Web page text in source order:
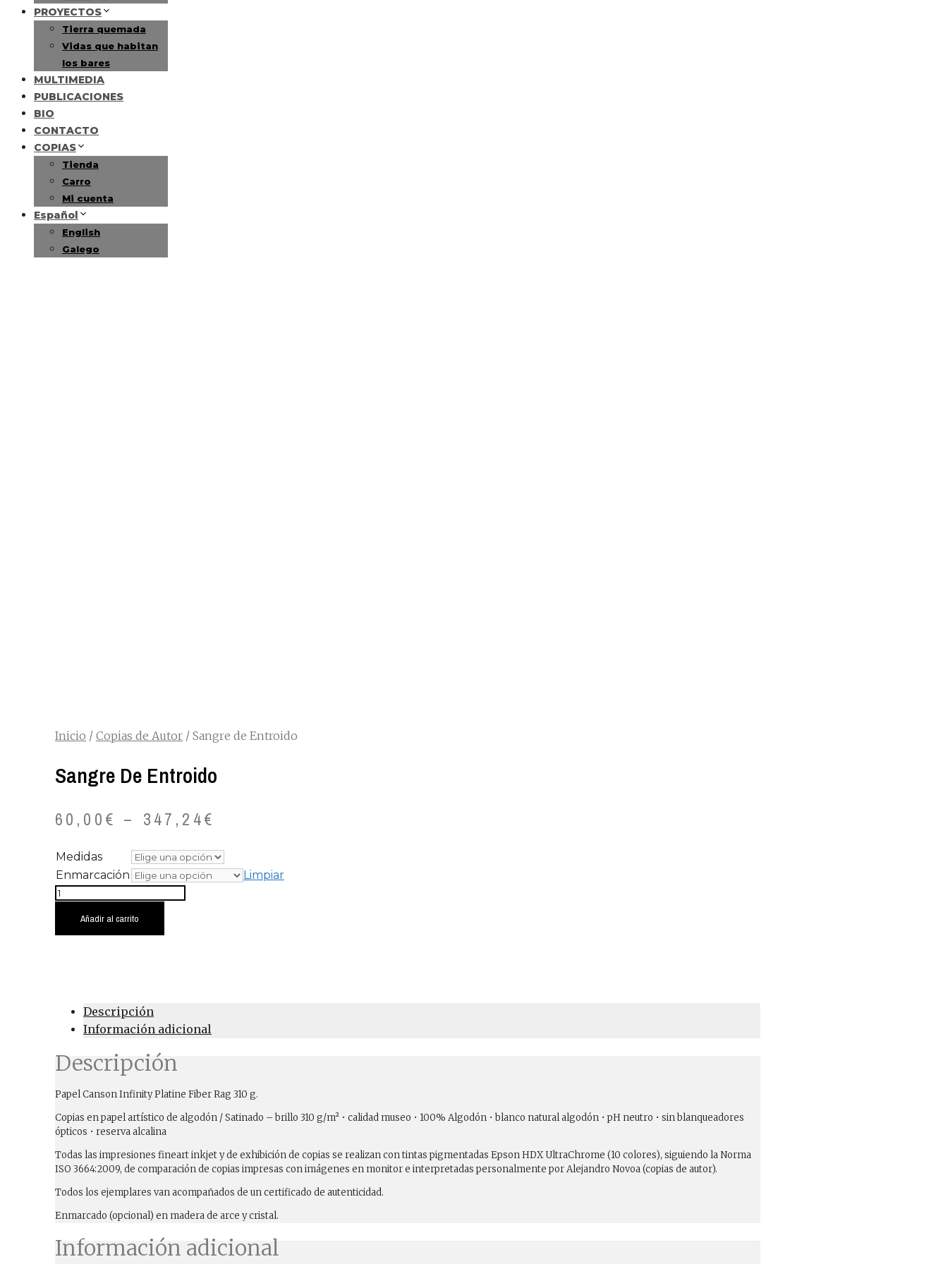
PROYECTOS
Tierra quemada
Vidas que habitan
los bares
MULTIMEDIA
PUBLICACIONES
BIO
CONTACTO
COPIAS
Tienda
Carro
Mi cuenta
Español
English
Galego
Inicio / Copias de Autor / Sangre de Entroido
Sangre De Entroido
60,00€ – 347,24€
Medidas
Enmarcación
Limpiar
Sangre
Entroido
Añadir al carrito
Descripción
Información adicional
Descripción
Papel Canson Infinity Platine Fiber Rag 310 g.
Copias en papel artístico de algodón / Satinado – brillo 310 g/m² • calidad museo • 100% Algodón • blanco natural algodón • pH neutro • sin blanqueadores
ópticos • reserva alcalina
Todas las impresiones fineart inkjet y de exhibición de copias se realizan con tintas pigmentadas Epson HDX UltraChrome (10 colores), siguiendo la Norma
ISO 3664:2009, de comparación de copias impresas con imágenes en monitor e interpretadas personalmente por Alejandro Novoa (copias de autor).
Todos los ejemplares van acompañados de un certificado de autenticidad.
Enmarcado (opcional) en madera de arce y cristal.
Información adicional